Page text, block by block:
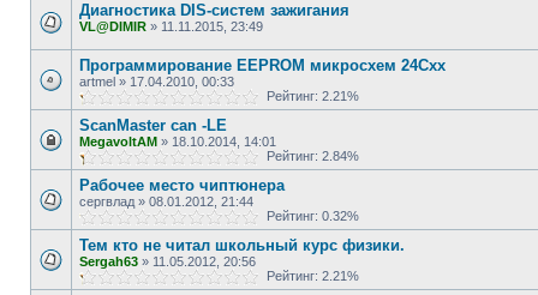
Диагностика DIS-систем зажигания
VL@DIMIR » 11.11.2015, 23:49
Программирование EEPROM микросхем 24Cxx
artmel » 17.04.2010, 00:33
Рейтинг: 2.21%
ScanMaster can -LE
MegavoltAM » 18.10.2014, 14:01
Рейтинг: 2.84%
Рабочее место чиптюнера
сергвлад » 08.01.2012, 21:44
Рейтинг: 0.32%
Тем кто не читал школьный курс физики.
Sergah63 » 11.05.2012, 20:56
Рейтинг: 2.21%